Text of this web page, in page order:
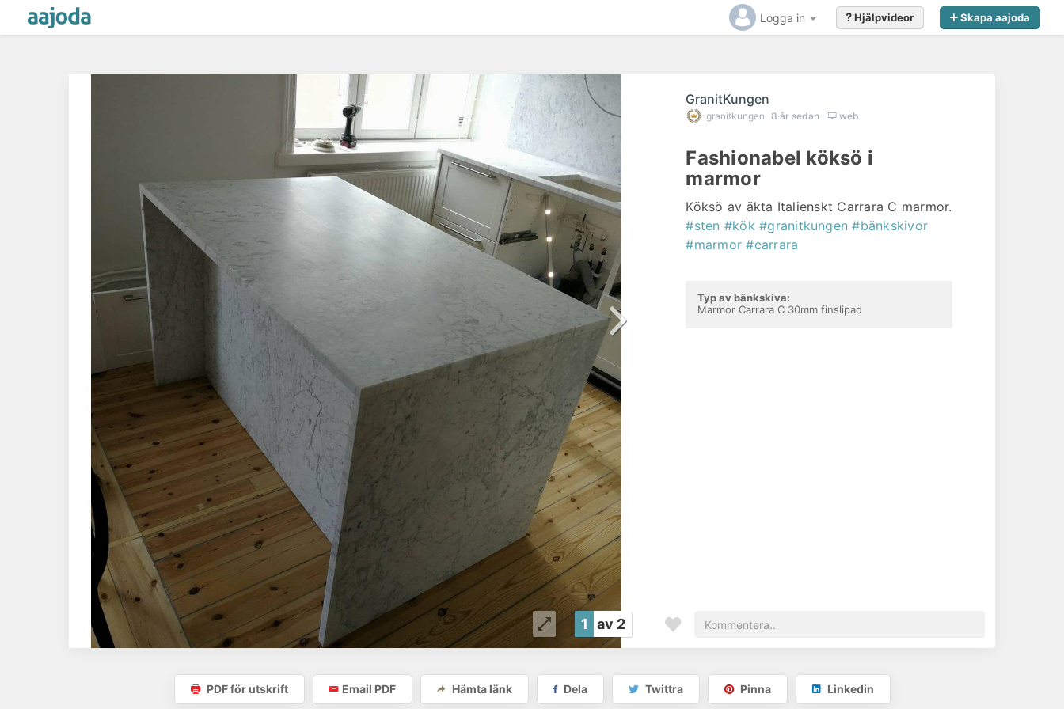
Logga in Skapa aajoda
Hjälpvideor
1 av 2
GranitKungen
granitkungen 8 år sedan web
Fashionabel köksö i
marmor
Köksö av äkta Italienskt Carrara C marmor.
#sten #kök #granitkungen #bänkskivor
#marmor #carrara
Typ av bänkskiva:
Marmor Carrara C 30mm finslipad
PDF för utskrift Email PDF Hämta länk Dela Twittra Pinna Linkedin